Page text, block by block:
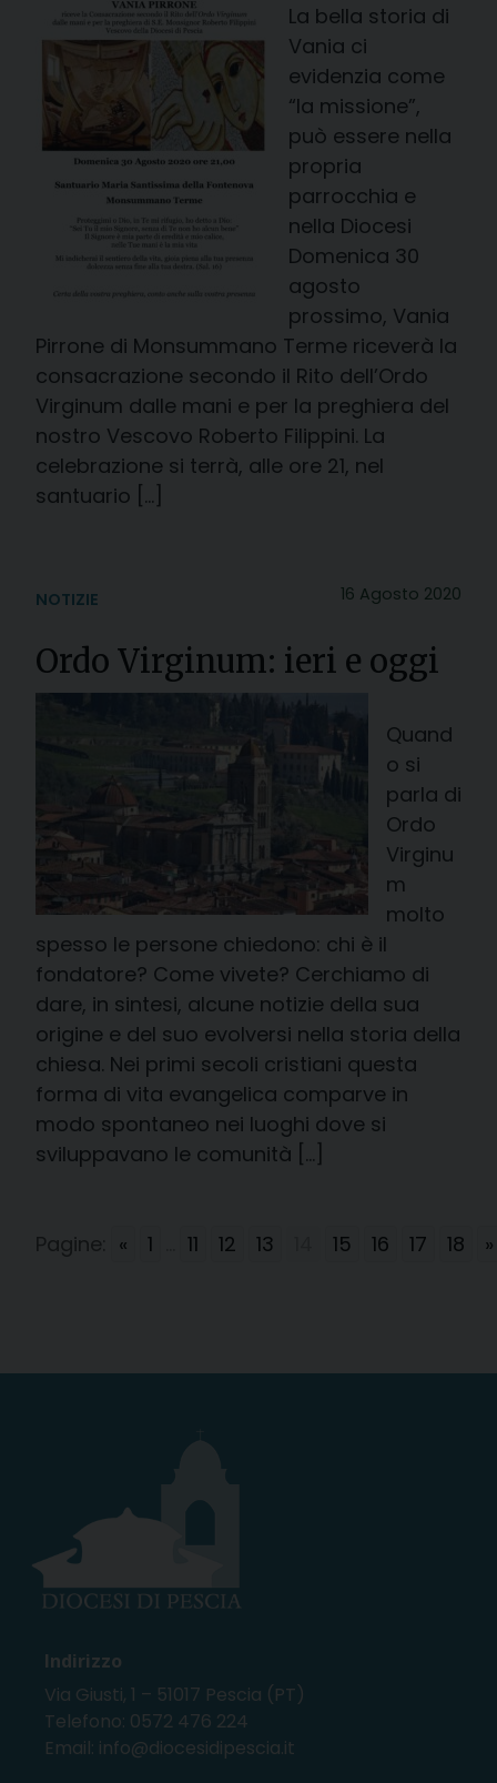
La bella storia di
Vania ci
evidenzia come
“la missione”,
può essere nella
propria
parrocchia e
nella Diocesi
Domenica 30
agosto
prossimo, Vania
Pirrone di Monsummano Terme riceverà la
consacrazione secondo il Rito dell’Ordo
Virginum dalle mani e per la preghiera del
nostro Vescovo Roberto Filippini. La
celebrazione si terrà, alle ore 21, nel
santuario […]
16 Agosto 2020
NOTIZIE
Ordo Virginum: ieri e oggi
Quand
o si
parla di
Ordo
Virginu
m
molto
spesso le persone chiedono: chi è il
fondatore? Come vivete? Cerchiamo di
dare, in sintesi, alcune notizie della sua
origine e del suo evolversi nella storia della
chiesa. Nei primi secoli cristiani questa
forma di vita evangelica comparve in
modo spontaneo nei luoghi dove si
sviluppavano le comunità […]
Pagine: « 1 11 12 13 15 16 17 18 »
Indirizzo
Via Giusti, 1 – 51017 Pescia (PT)
Telefono: 0572 476 224
Email: info@diocesidipescia.it